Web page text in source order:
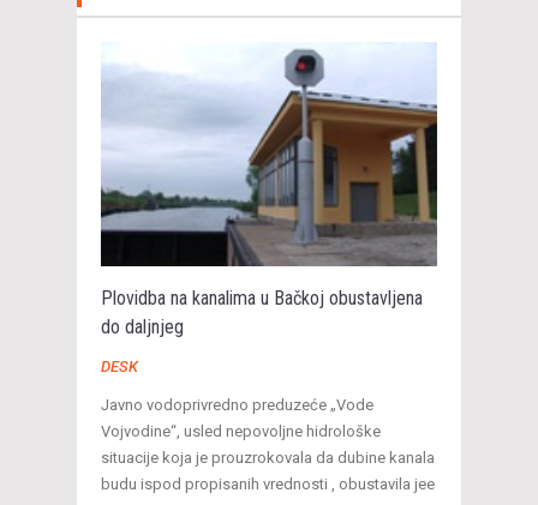
Plovidba na kanalima u Bačkoj obustavljena
do daljnjeg
DESK
Javno vodoprivredno preduzeće „Vode
Vojvodine“, usled nepovoljne hidrološke
situacije koja je prouzrokovala da dubine kanala
budu ispod propisanih vrednosti , obustavila jee